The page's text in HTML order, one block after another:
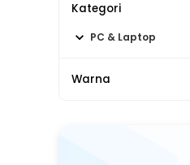
Kategori
PC & Laptop
Warna